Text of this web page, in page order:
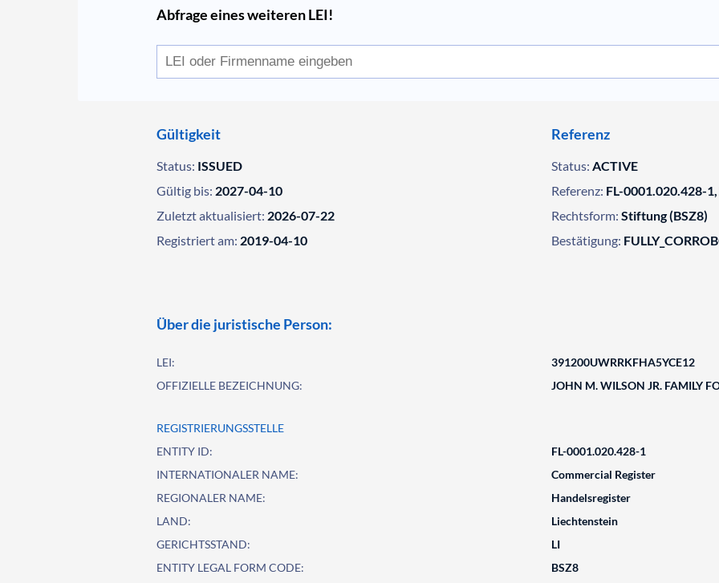
Abfrage eines weiteren LEI!
Gültigkeit
Status: ISSUED
Gültig bis: 2027-04-10
Zuletzt aktualisiert: 2026-07-22
Registriert am: 2019-04-10
Referenz
Status: ACTIVE
Referenz: FL-0001.020.428-
Rechtsform: Stiftung (BSZ8)
Bestätigung:
Über die juristische Person:
LEI:
391200UWRRKFHA5YCE12
OFFIZIELLE BEZEICHNUNG:
JOHN M. WILSON JR. FAMILY
REGISTRIERUNGSSTELLE
ENTITY ID:
FL-0001.020.428-1
INTERNATIONALER NAME:
Commercial Register
REGIONALER NAME:
Handelsregister
LAND:
Liechtenstein
GERICHTSSTAND:
LI
ENTITY LEGAL FORM CODE:
BSZ8